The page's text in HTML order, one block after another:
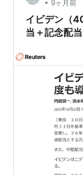
い。http://
• 9ヶ月前
イビデン（
当＋記念配